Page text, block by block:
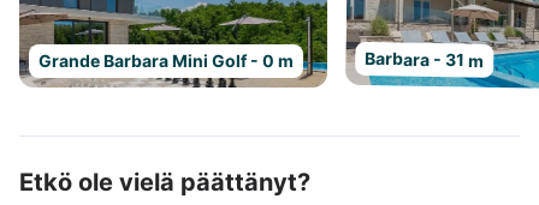
Grande Barbara Mini Golf - 0 m Barbara - 31 m
Etkö ole vielä päättänyt?